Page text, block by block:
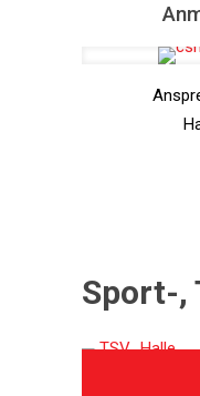
Sport-,